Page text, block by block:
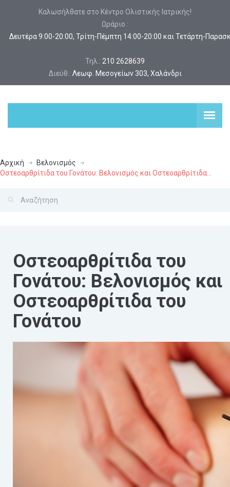
Καλωσήλθατε στο Κέντρο Ολιστικής Ιατρικής!
Ωράριο :
Δευτέρα 9:00-20:00, Τρίτη-Πέμπτη 14:00-20:00 και Τετάρτη-
Τηλ.: 210 2628639
Διεύθ.: Λεωφ. Μεσογείων 303, Χαλάνδρι
Αρχική
Βελονισμός
Οστεοαρθρίτιδα του Γονάτου: Βελονισμός και Οστεοαρθρίτιδα...
Οστεοαρθρίτιδα του
Γονάτου: Βελονισμός και
Οστεοαρθρίτιδα του
Γονάτου